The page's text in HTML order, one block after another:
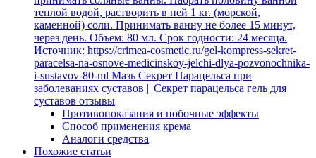
теплой водой, растворить в ней 1 кг. (морской,
каменной) соли. Принимать ванну не более 15 минут,
через день. ​Объем: 80 мл. Срок годности: 24 месяца.
Источник: https://crimea-cosmetic.ru/gel-kompress-sekret-
paracelsa-na-osnove-medicinskoy-jelchi-dlya-pozvonochnika-
i-sustavov-80-ml Мазь Секрет Парацельса при
заболеваниях суставов || Секрет парацельса гель для
суставов отзывы
Противопоказания и побочные эффекты
Способ применения крема
Аналоги средства
Похожие статьи